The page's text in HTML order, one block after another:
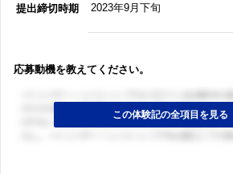
提出締切時期 2023年9月下旬
応募動機を教えてください。